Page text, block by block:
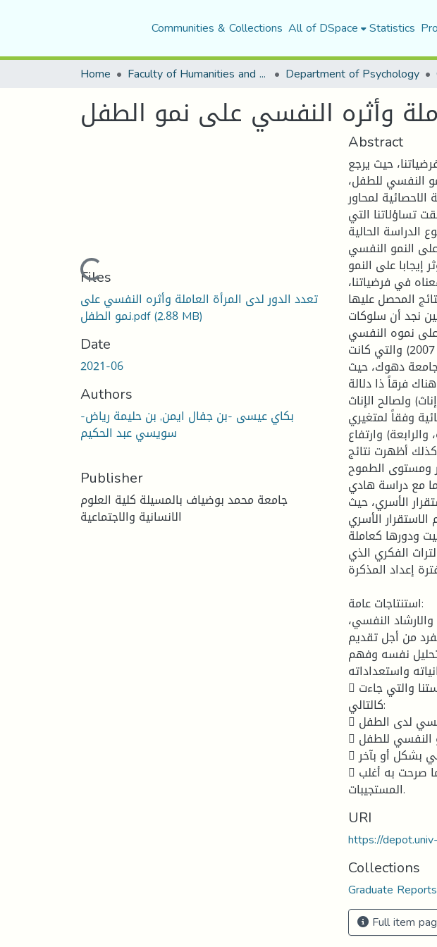
Communities & Collections All of DSpace Statistics
Home Faculty of Humanities and Social Sciences Department of Psychology
وأثره النفسي على نمو الطفل
Loading...
Files
تعدد الدور لدى المرأة العاملة وأثره النفسي على
نمو الطفل.pdf(2.88 MB)
Date
2021-06
Authors
بكاي عيسى -بن جفال ايمن, بن حليمة رياض-
سويسي عبد الحكيم
Publisher
جامعة محمد بوضياف بالمسيلة كلية العلوم
الانسانية والاجتماعية
Abstract
حيث يرجع
النفسي للطفل،
لمحاور
تساؤلاتنا التي
الحالية.
النمو النفسي
على النمو
في فرضياتنا،
المحصل عليها
نجد أن سلوكات
نموه النفسي.
وهذا ما نراه يتفق نوعا ما مع ما توصلت إليه دراسة ( هفن 2007) والتي كانت
دهوك، حيث
فرقاً ذا دلالة
ولصالح الإناث
وفقاً لمتغیري
وارتفاع
أظهرت نتائج
ومستوى الطموح
ما مع دراسة هادي
الأسري، حيث
الأسري
ودورها كعاملة.
الفكري الذي
إعداد المذكرة.
استنتاجات عامة:
النفسي،
من أجل تقديم
نفسه وفهم
واستعداداته.
 ويمكن الاستفادة من نتائج البحث التي توصلنا إليها خلال دراستنا والتي جاءت
كالتالي:
 دور المرأة خارج البيت يؤثر على النمو النفسي لدى الطفل.
 تشابك الادوار يؤثر نوعا ما على النمو النفسي للطفل.
 نجد أن سلوكات الطفل اليومية لا تدل على نموه النفسي بشكل أو بآخر.
 دور المرأة داخل البيت يؤثر إيجابا على النمو النفسي للطفل كما صرحت به أغلب
المستجيبات.
URI
https://
Collections
Full item